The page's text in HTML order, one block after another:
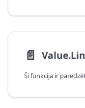
📄️
Šī funkcija ir